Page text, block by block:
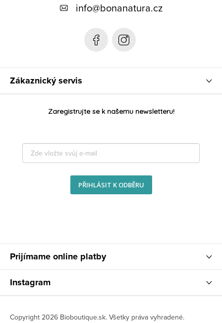
Zákaznický servis
info@bonanatura.cz
Zaregistrujte se k našemu newsletteru!
PŘIHLÁSIT K ODBĚRU
Prijímame online platby
Instagram
Copyright 2026 Bioboutique.sk. Všetky práva vyhradené.